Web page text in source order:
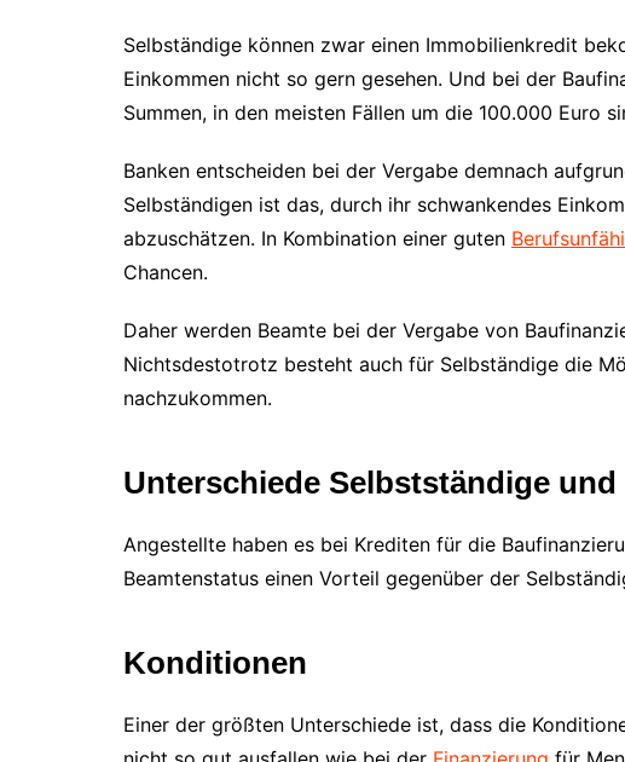
Selbständige können zwar einen Immobilienkredit
Einkommen nicht so gern gesehen. Und bei der
Summen, in den meisten Fällen um die 100.000 Euro
Banken entscheiden bei der Vergabe demnach
Selbständigen ist das, durch ihr schwankendes
abzuschätzen. In Kombination einer guten
Chancen.
Daher werden Beamte bei der Vergabe von
Nichtsdestotrotz besteht auch für Selbständige die
nachzukommen.
Unterschiede Selbstständige und
Angestellte haben es bei Krediten für die
Beamtenstatus einen Vorteil gegenüber der
Konditionen
Einer der größten Unterschiede ist, dass die